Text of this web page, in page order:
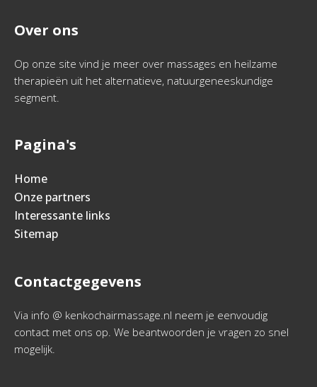
Over ons
Op onze site vind je meer over massages en heilzame
therapieën uit het alternatieve, natuurgeneeskundige
segment.
Pagina's
Home
Onze partners
Interessante links
Sitemap
Contactgegevens
Via info @ kenkochairmassage.nl neem je eenvoudig
contact met ons op. We beantwoorden je vragen zo snel
mogelijk.